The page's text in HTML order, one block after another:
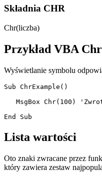
Składnia CHR
Chr(liczba)
Przykład VBA Chr
Wyświetlanie symbolu
Sub ChrExample()
MsgBox Chr(100)
Lista wartości
Oto znaki zwracane przez
który zawiera zestaw